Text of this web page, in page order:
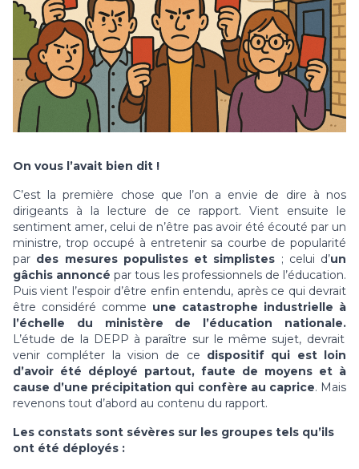
On vous l’avait bien dit !
C’est la première chose que l’on a envie de dire à nos
dirigeants à la lecture de ce rapport. Vient ensuite le
sentiment amer, celui de n’être pas avoir été écouté par un
ministre, trop occupé à entretenir sa courbe de popularité
par des mesures populistes et simplistes ; celui d’un
gâchis annoncé par tous les professionnels de l’éducation.
Puis vient l’espoir d’être enfin entendu, après ce qui devrait
être considéré comme une catastrophe industrielle à
l’échelle du ministère de l’éducation nationale.
L’étude de la DEPP à paraître sur le même sujet, devrait
venir compléter la vision de ce dispositif qui est loin
d’avoir été déployé partout, faute de moyens et à
cause d’une précipitation qui confère au caprice. Mais
revenons tout d’abord au contenu du rapport.
Les constats sont sévères sur les groupes tels qu’ils
ont été déployés :